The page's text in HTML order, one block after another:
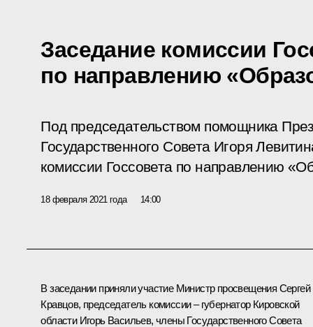
Заседание комиссии
по направлению
Под председательством помощника
Государственного Совета Игоря
комиссии Госсовета по направлению
18 февраля 2021 года 14:00
В заседании приняли участие Министр просвещения Сергей
Кравцов, председатель комиссии – губернатор Кировской
области Игорь Васильев, члены Государственного Совета